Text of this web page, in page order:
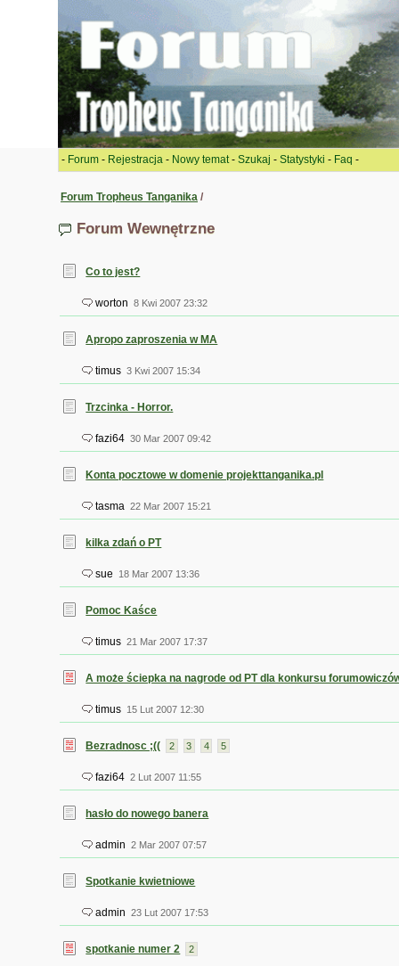
- Forum - Rejestracja - Nowy temat- Szukaj - Statystyki - Faq -
Forum Tropheus Tanganika /
Forum Wewnętrzne
Co to jest?
worton 8 Kwi 2007 23:32
Apropo zaproszenia w MA
timus 3 Kwi 2007 15:34
Trzcinka - Horror.
fazi64 30 Mar 2007 09:42
Konta pocztowe w domenie projekttanganika.pl
tasma 22 Mar 2007 15:21
kilka zdań o PT
sue 18 Mar 2007 13:36
Pomoc Kaśce
timus 21 Mar 2007 17:37
A może ściepka na nagrode od PT dla konkursu
timus 15 Lut 2007 12:30
Bezradnosc ;(( 2 3 4 5
fazi64 2 Lut 2007 11:55
hasło do nowego banera
admin 2 Mar 2007 07:57
Spotkanie kwietniowe
admin 23 Lut 2007 17:53
spotkanie numer 2 2